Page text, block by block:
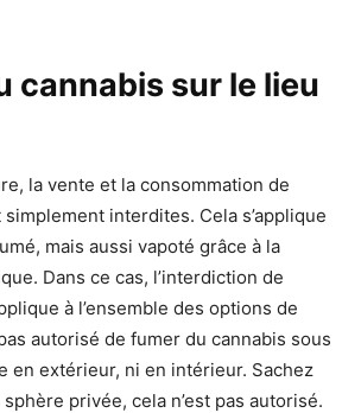
cannabis sur le lieu
la vente et la consommation de
interdites. Cela s’applique
mais aussi vapoté grâce à la
Dans ce cas, l’interdiction de
à l’ensemble des options de
autorisé de fumer du cannabis sous
en extérieur, ni en intérieur. Sachez
privée, cela n’est pas autorisé.